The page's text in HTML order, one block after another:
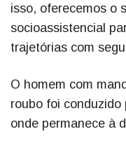
isso, oferecemos o
socioassistencial
trajetórias com
O homem com
roubo foi
onde permanece à